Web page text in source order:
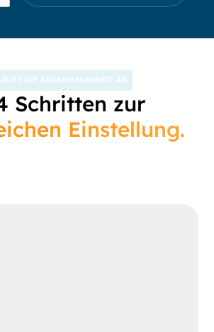
DIE ZUSAMMENARBEIT AB
Schritten zur
Einstellung.